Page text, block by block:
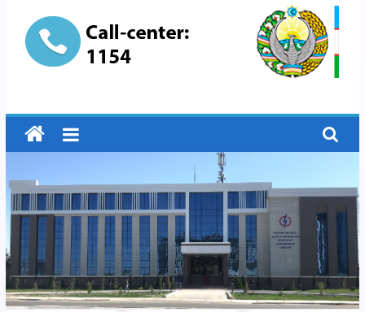
“Buxoro
hududiy
elektr
tarmoqlari
korxonasi”
AJ
“Buxoro
hududiy